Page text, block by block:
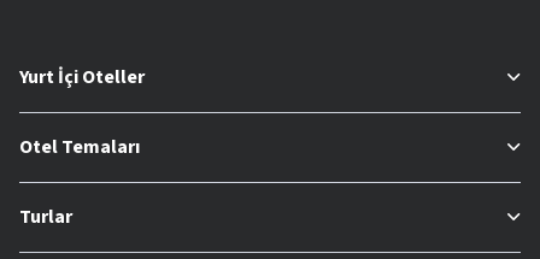
Yurt İçi Oteller
Otel Temaları
Turlar